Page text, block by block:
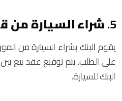
5. شراء السيارة من
يقوم البنك بشراء السيارة من
على الطلب. يتم توقيع عقد بيع
البنك للسيارة.